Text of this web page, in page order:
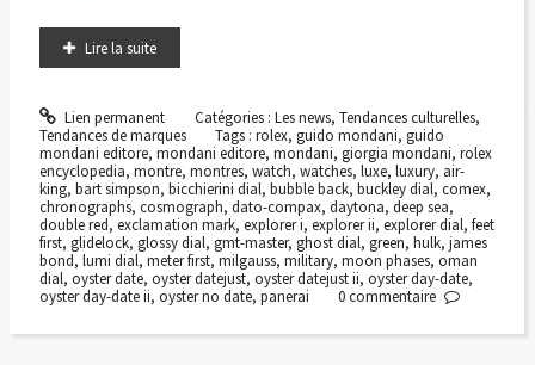
Lire la suite
Lien permanent Catégories : Les news, Tendances culturelles,
Tendances de marques
Tags :rolex,guido mondani,guido
mondani editore, mondani editore, mondani, giorgia mondani, rolex
encyclopedia, montre, montres, watch, watches, luxe, luxury, air-
king, bart simpson, bicchierini dial, bubble back, buckley dial, comex,
chronographs, cosmograph, dato-compax, daytona, deep sea,
double red, exclamation mark, explorer i, explorer ii, explorer dial, feet
first, glidelock, glossy dial, gmt-master, ghost dial, green, hulk, james
bond, lumi dial, meter first, milgauss, military, moon phases, oman
dial, oyster date, oyster datejust, oyster datejust ii, oyster day-date,
oyster day-date ii, oyster no date, panerai 0commentaire